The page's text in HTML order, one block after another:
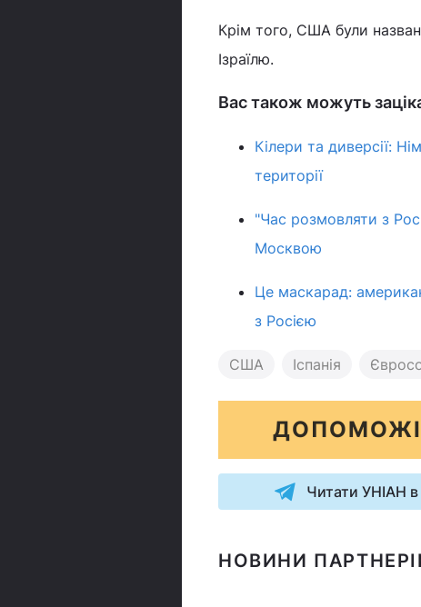
Крім того, США були
Ізраїлю.
Вас також можуть
Кілери та диверсії:
території
"Час розмовляти з
Москвою
Це маскарад:
з Росією
США Іспанія
Читати УНІАН
НОВИНИ